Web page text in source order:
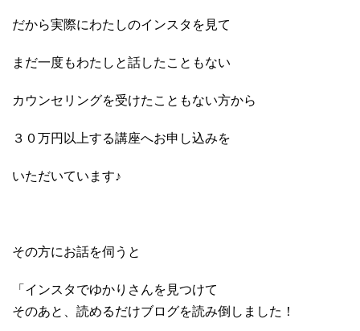
だから実際にわたしのインスタを見て
まだ一度もわたしと話したこともない
カウンセリングを受けたこともない方から
３０万円以上する講座へお申し込みを
いただいています♪
その方にお話を伺うと
「インスタでゆかりさんを見つけて
そのあと、読めるだけブログを読み倒しました！